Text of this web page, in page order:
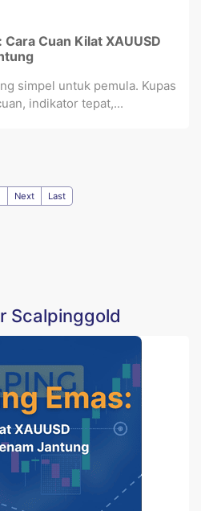
Cuan Kilat XAUUSD
simpel untuk pemula. Kupas
indikator tepat,...
Next Last
Scalpinggold